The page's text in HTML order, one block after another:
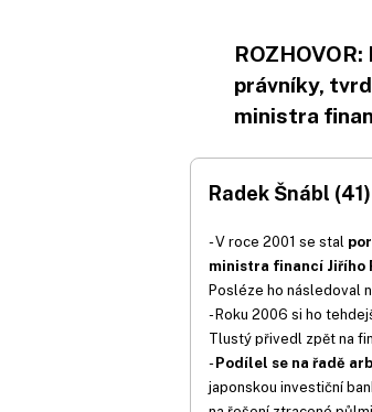
právníky,
ministra
Radek Šnábl (41)
- V roce 2001 se stal
ministra financí Jiřího
Posléze ho následoval
- Roku 2006 si ho
Tlustý přivedl zpět na
- Podílel se na řadě
japonskou investiční